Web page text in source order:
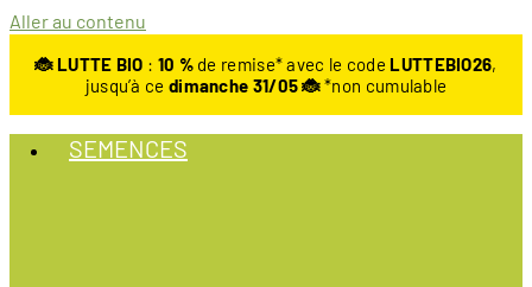
Aller au contenu
🐞 LUTTE BIO : 10 %de remise* avec le code LUTTEBIO26,
jusqu’à ce dimanche 31/05 🐞*non cumulable
SEMENCES